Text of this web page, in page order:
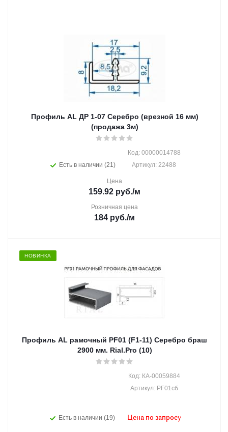
Профиль AL ДР 1-07 Серебро (врезной 16 мм)
(продажа 3м)
Есть в наличии (21)
Код: 00000014788
Артикул: 22488
Цена
159.92 руб./м
Розничная цена
184 руб./м
НОВИНКА
Профиль AL рамочный PF01 (F1-11) Серебро браш
2900 мм. Rial.Pro (10)
Есть в наличии (19)
Код: КА-00059884
Артикул: PF01сб
Цена по запросу